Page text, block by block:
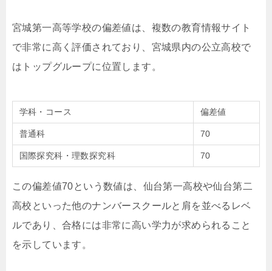
宮城第一高等学校の偏差値は、複数の教育情報サイト
で非常に高く評価されており、宮城県内の公立高校で
はトップグループに位置します。
学科・コース 偏差値
普通科 70
国際探究科・理数探究科 70
この偏差値70という数値は、仙台第一高校や仙台第二
高校といった他のナンバースクールと肩を並べるレベ
ルであり、合格には非常に高い学力が求められること
を示しています。